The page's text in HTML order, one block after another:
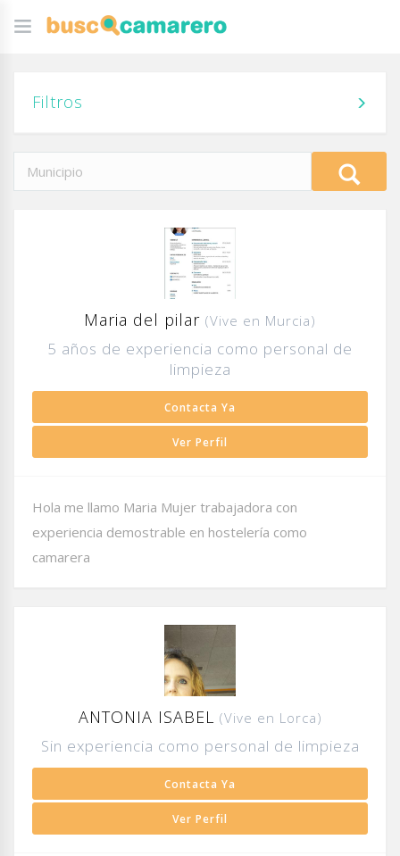
Filtros
Maria del pilar (Vive en Murcia)
5 años de experiencia como personal de
limpieza
Contacta Ya
Ver Perfil
Hola me llamo Maria Mujer trabajadora con
experiencia demostrable en hostelería como
camarera
ANTONIA ISABEL (Vive en Lorca)
Sin experiencia como personal de limpieza
Contacta Ya
Ver Perfil